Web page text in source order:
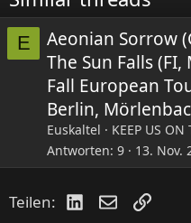
n
e
n
:
E
Aeonian Sorrow
The Sun Falls
Fall European
Berlin,
Euskaltel
KEEP US
Antworten 9 13. Nov.
Teilen: LinkedIn
E-MailLink